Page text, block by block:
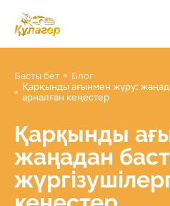
Басты бет
Блог
Қарқынды ағынмен жүру:
арналған кеңестер
Қарқынды
жаңадан